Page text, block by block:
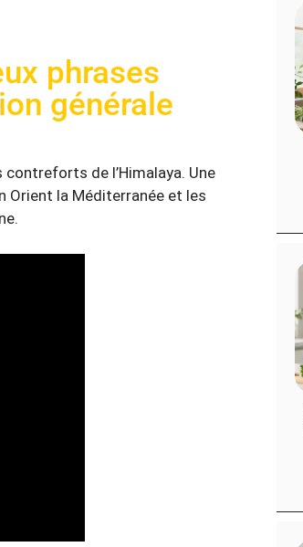
phrases
générale
de l’Himalaya. Une
Orient la Méditerranée et les